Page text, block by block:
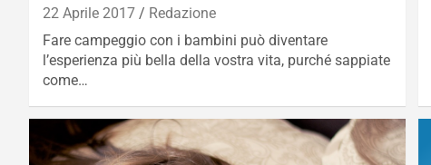
22 Aprile 2017
Redazione
Fare campeggio con i bambini può diventare
l’esperienza più bella della vostra vita, purché sappiate
come…